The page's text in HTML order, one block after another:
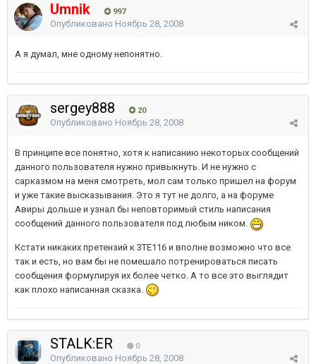
Umnik 997
Опубликовано Ноябрь 28, 2008
А я думал, мне одному непонятно.
sergey888 20
Опубликовано Ноябрь 28, 2008
В принципе все понятно, хотя к написанию некоторых сообщений
данного пользователя нужно привыкнуть. И не нужно с
сарказмом на меня смотреть, мол сам только пришел на форум
и уже такие высказывания. Это я тут не долго, а на форуме
Авиры дольше и узнал бы неповторимый стиль написания
сообщений данного пользователя под любым ником.
Кстати никаких претензий к 3TE116 и вполне возможно что все
так и есть, но вам бы не помешало потренироваться писать
сообщения формулируя их более четко. А то все это выглядит
как плохо написанная сказка.
STALK:ER 0
Опубликовано Ноябрь 28, 2008